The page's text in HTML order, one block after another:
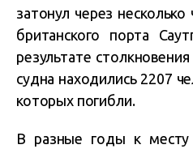
затонул через
британского порта
результате
судна находились 2207
которых погибли.
В разные годы к месту